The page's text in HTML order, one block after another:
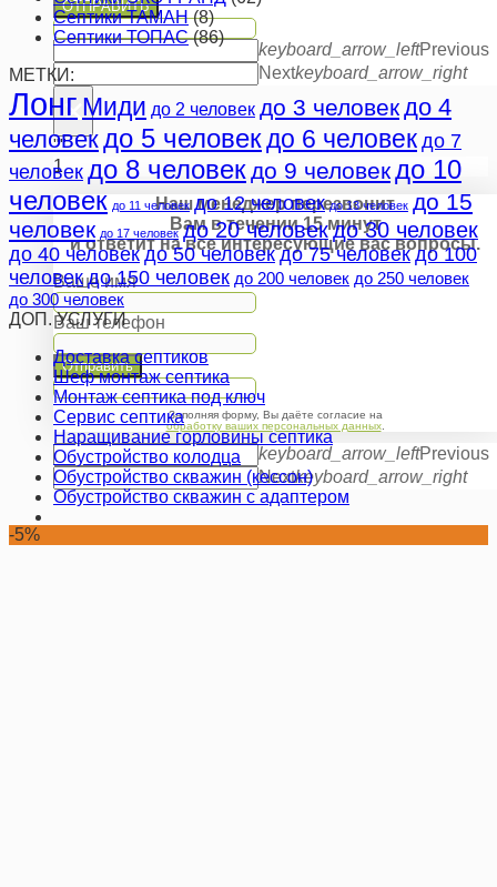
ОТПРАВИТЬ
keyboard_arrow_leftPrevious
Nextkeyboard_arrow_right
×
""
1
Наш менеджер перезвонит
Вам в течении 15 минут
и ответит на все интересующие вас вопросы.
Ваше имя
Ваш телефон
Отправить
Заполняя форму, Вы даёте согласие на
обработку ваших персональных данных.
keyboard_arrow_leftPrevious
Nextkeyboard_arrow_right
Септики ТАМАН (8)
Септики ТОПАС (86)
МЕТКИ:
Лонг Миди до 2 человек до 3 человекдо 4
человекдо 5 человекдо 6 человек до 7
человек до 8 человекдо 9 человекдо 10
человек до 11 человек до 12 человек до 13 человек до 15
человек до 17 человек до 20 человекдо 30 человек
до 40 человек до 50 человек до 75 человек до 100
человек до 150 человек до 200 человек до 250 человек
до 300 человек
ДОП. УСЛУГИ
Доставка септиков
Шеф монтаж септика
Монтаж септика под ключ
Сервис септика
Наращивание горловины септика
Обустройство колодца
Обустройство скважин (кессон)
Обустройство скважин с адаптером
-5%